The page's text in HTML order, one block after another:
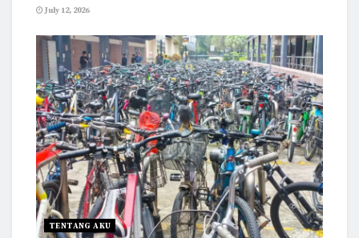
July 12, 2026
TENTANG AKU